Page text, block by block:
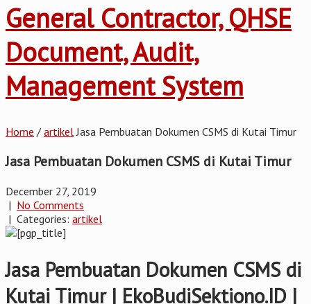
General Contractor, QHSE
Document, Audit,
Management System
Home / artikelJasa Pembuatan Dokumen CSMS di Kutai Timur
Jasa Pembuatan Dokumen CSMS di Kutai Timur
December 27, 2019
| No Comments
| Categories: artikel
Jasa Pembuatan Dokumen CSMS di
Kutai Timur | EkoBudiSektiono.ID |